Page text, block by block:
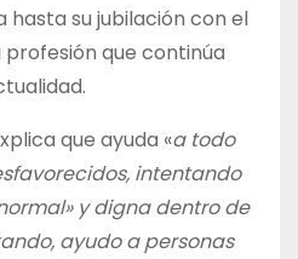
hasta su jubilación con el
que continúa
que ayuda «a todo
intentando
y digna dentro de
ayudo a personas